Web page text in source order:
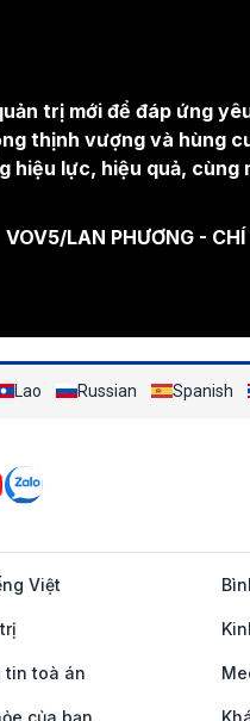
trị mới để đáp ứng
thịnh vượng và hùng
hiệu lực, hiệu quả, cùng
VOV5/LAN PHƯƠNG - CHÍ
Lao Russian Spanish
Việt
tin toà án
của bạn